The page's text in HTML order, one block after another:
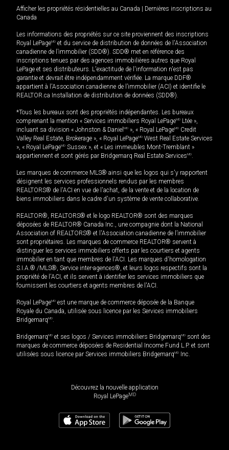
Afficher les propriétés résidentielles au Canada
Dernières inscriptions au
Canada
Les informations des propriétés sur ce site proviennent des inscriptions
Royal LePageMD et du service de distribution de données de l'Association
canadienne de l’immobilier (SDD®). SDD® met en référence des
inscriptions tenues par des agences immobilières autres que Royal
LePage et ses distributeurs. L'exactitude de l'information n'est pas
garantie et devrait être indépendamment vérifiée. La marque DDF®
appartient à l'Association canadienne de l’immobilier (ACI) et identifie le
REALTOR.ca Installation de distribution de données (SDD®).
*Tous les bureaux sont des propriétés indépendantes. Les bureaux
comprenant la mention « Services immobiliers Royal LePageMD Ltée »,
incluant sa division « Johnston & Daniel MD », « Royal LePageMD Credit
Valley Real Estate, Brokerage », « Royal LePageMD West Real Estate Services
», « Royal LePageMD Sussex », et « Les immeubles Mont-Tremblant »
appartiennent et sont gérés par Bridgemarq Real Estate ServicesMD.
Les marques de commerce MLS® ainsi que les logos qui s'y rapportent
désignent les services professionnels rendus par les membres
REALTORS® de l'ACI en vue de l'achat, de la vente et de la location de
biens immobiliers dans le cadre d'un système de vente collaborative.
REALTOR®, REALTORS® et le logo REALTOR® sont des marques
déposées de REALTOR® Canada Inc., une compagnie dont la National
Association of REALTORS® et l'Association canadienne de l’immobilier
sont propriétaires. Les marques de commerce REALTOR® servent à
distinguer les services immobiliers offerts par les courtiers et agents
immobilier en tant que membres de l'ACI. Les marques d'homologation
S.I.A.® /MLS®, Service inter-agences®, et leurs logos respectifs sont la
propriété de l'ACI, et ils servent à identifier les services immobiliers que
fournissent les courtiers et agents membres de l'ACI.
Royal LePageMD est une marque de commerce déposée de la Banque
Royale du Canada, utilisée sous licence par les Services immobiliers
BridgemarqMD.
BridgemarqMD et ses logos / Services immobiliers BridgemarqMD sont des
marques de commerce déposées de Residential Income Fund L.P. et sont
utilisées sous licence par Services immobiliers BridgemarqMD Inc.
Découvrez la nouvelle application
Royal LePageMD